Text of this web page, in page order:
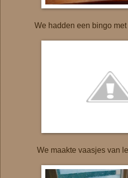
We hadden een bingo
We maakte vaasjes van